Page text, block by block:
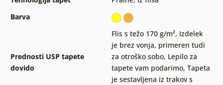
Barva
Prednosti USP tapete
dovido
Flis s težo 170 g/m², Izdelek
je brez vonja, primeren tudi
za otroško sobo, Lepilo za
tapete vam podarimo, Tapeta
je sestavljena iz trakov s